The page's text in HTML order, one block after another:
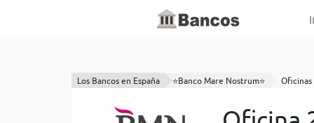
Los Bancos en España ⭐Banco Mare Nostrum⭐